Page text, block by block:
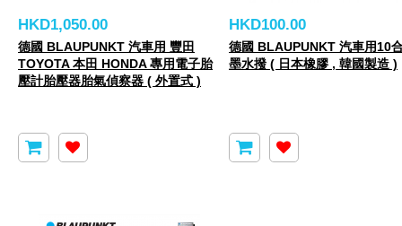
HKD1,050.00
德國 BLAUPUNKT 汽車用 豐田
TOYOTA 本田 HONDA 專用電子胎
壓計胎壓器胎氣偵察器 ( 外置式 )
HKD100.00
德國 BLAUPUNKT 汽車用10
墨水撥 ( 日本橡膠 , 韓國製造 )